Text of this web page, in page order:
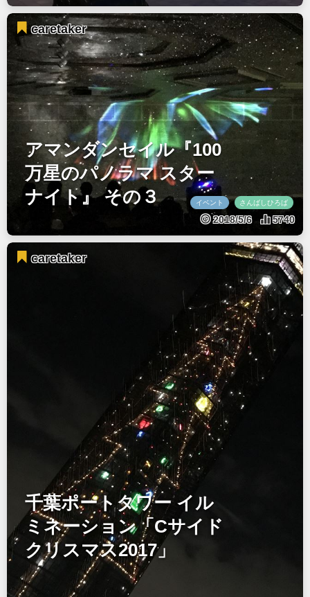
caretaker
アマンダンセイル『100
万星のパノラマ スター
ナイト』 その３
イベント さんばしひろば
2018/5/6 5740
caretaker
千葉ポートタワー イル
ミネーション「Cサイド
クリスマス2017」